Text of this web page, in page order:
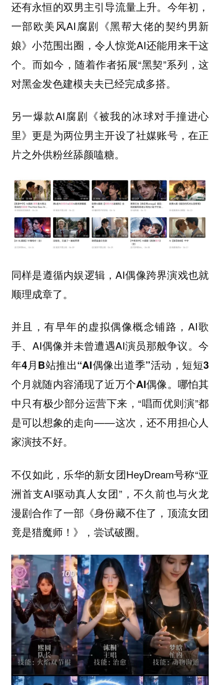
还有永恒的双男主引导流量上升。 今年初，
一部欧美风AI腐剧《黑帮大佬的契约男新
娘》小范围出圈，令人惊觉AI还能用来干这
个。而如今，随着作者拓展“黑契”系列，这
对黑金发色建模夫夫已经完成多搭。
另一爆款AI腐剧《被我的冰球对手撞进心
里》更是为两位男主开设了社媒账号，在正
片之外供粉丝舔颜嗑糖。
同样是遵循内娱逻辑，AI偶像跨界演戏也就
顺理成章了。
并且，有早年的虚拟偶像概念铺路，AI歌
手、AI偶像并未曾遭遇AI演员那般争议。今
年4月B站推出“AI偶像出道季”活动，短短3
个月就随内容涌现了近万个AI偶像。 哪怕其
中只有极少部分运营下来，“唱而优则演”都
是可以想象的走向——这次，还不用担心人
家演技不好。
不仅如此，乐华的新女团HeyDream号称“亚
洲首支AI驱动真人女团”，不久前也与火龙
漫剧合作了一部《身份藏不住了，顶流女团
竟是猎魔师！》，尝试破圈。